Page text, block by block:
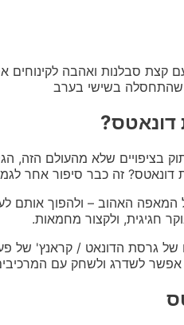
קצת סבלנות ואהבה לקינוחים
דונאטס?
בציפויים שלא מהעולם הזה,
זה כבר סיפור אחר
האהוב – ולהפוך אותם
חגיגית, ולקצור מחמאות.
גרסת הדונאט / קראנץ' של
אפשר לשדרג ולשחק עם